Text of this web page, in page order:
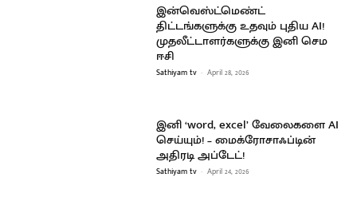
இன்வெஸ்ட்மெண்ட்
திட்டங்களுக்கு உதவும் புதிய AI!
முதலீட்டாளர்களுக்கு இனி செம
ஈசி
Sathiyam tv - April 28, 2026
இனி ‘word, excel’ வேலைகளை AI
செய்யும்! – மைக்ரோசாஃப்டின்
அதிரடி அப்டேட்!
Sathiyam tv - April 24, 2026